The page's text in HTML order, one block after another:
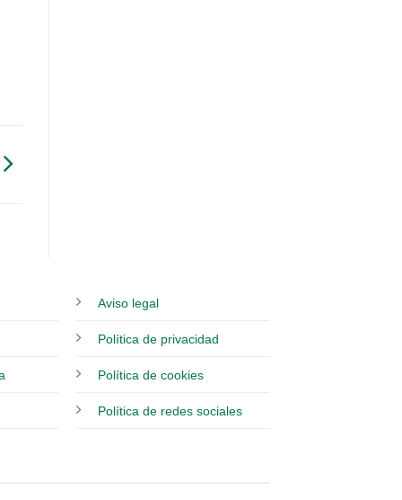
Aviso legal
Política de privacidad
Política de cookies
Política de redes sociales